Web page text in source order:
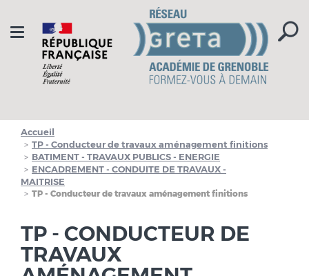
Toggle
navigation
Accueil
TP - Conducteur de travaux aménagement finitions
BATIMENT - TRAVAUX PUBLICS - ENERGIE
ENCADREMENT - CONDUITE DE TRAVAUX -
MAITRISE
TP - Conducteur de travaux aménagement finitions
TP - CONDUCTEUR DE
TRAVAUX